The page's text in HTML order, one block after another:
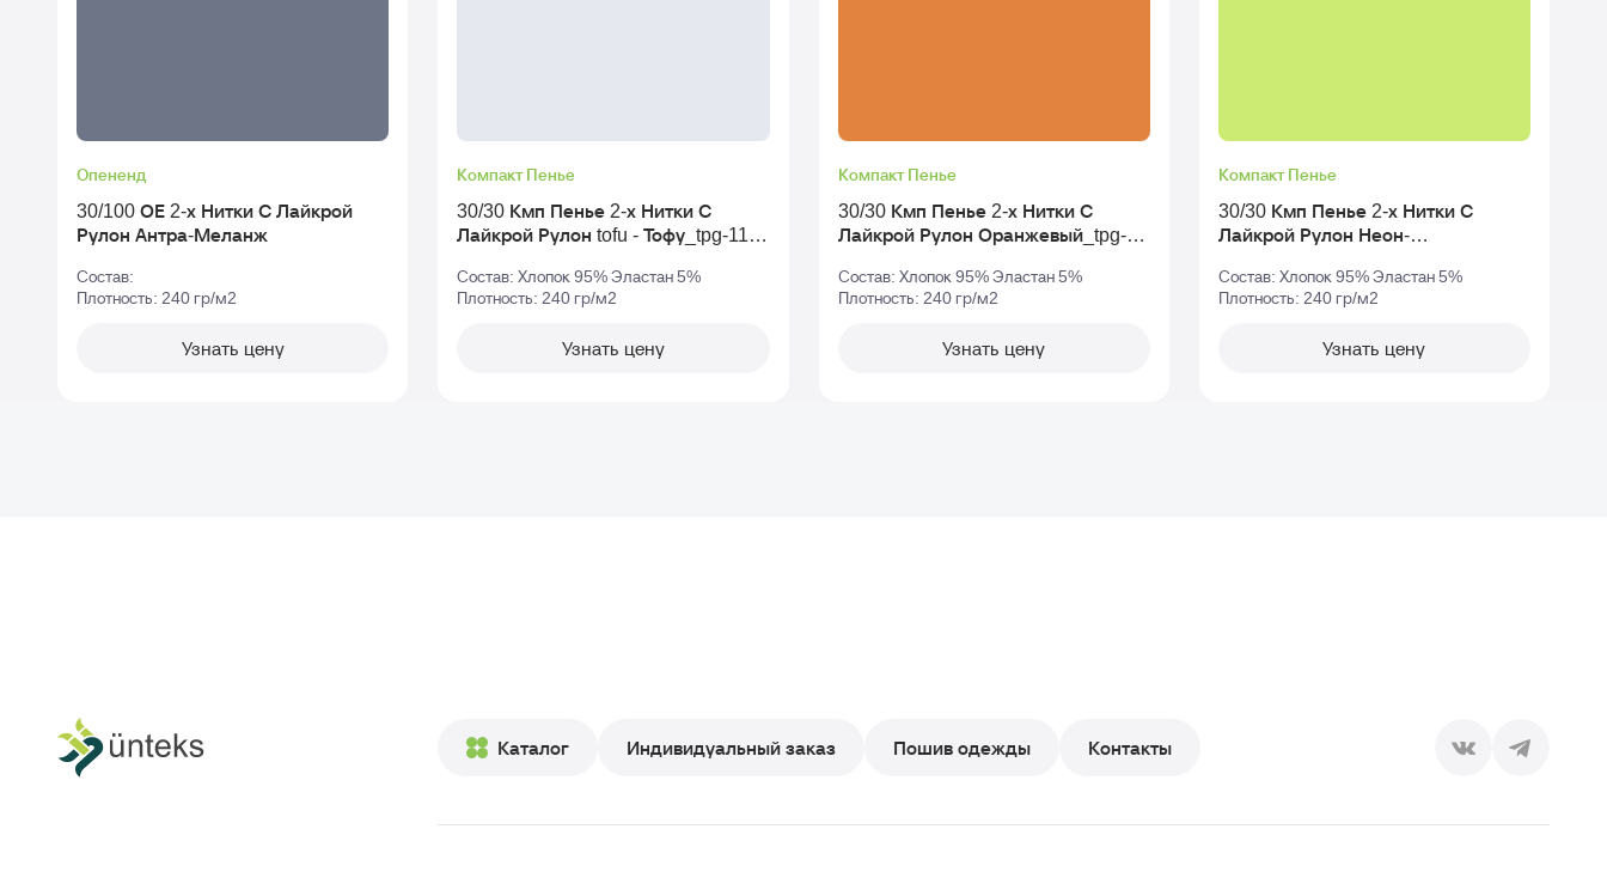
Опененд
30/100 ОЕ 2-х Нитки С Лайкрой
Рулон Антра-Меланж
Состав:
Плотность: 240 гр/м2
Узнать цену
Компакт Пенье
30/30 Кмп Пенье 2-х Нитки С
Лайкрой Рулон tofu - Тофу_tpg-11-
Состав: Хлопок 95% Эластан 5%
Плотность: 240 гр/м2
Узнать цену
Компакт Пенье
30/30 Кмп Пенье 2-х Нитки С
Лайкрой Рулон Оранжевый_tpg-
Состав: Хлопок 95% Эластан 5%
Плотность: 240 гр/м2
Узнать цену
Компакт Пенье
30/30 Кмп Пенье 2-х Нитки С
Лайкрой Рулон Неон-
Состав: Хлопок 95% Эластан 5%
Плотность: 240 гр/м2
Узнать цену
Каталог Индивидуальный заказ Пошив одежды Контакты